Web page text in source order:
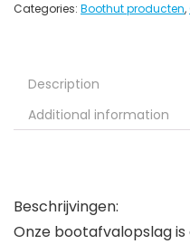
Categories: Boothut producten,
Description
Additional information
Beschrijvingen:
Onze bootafvalopslag